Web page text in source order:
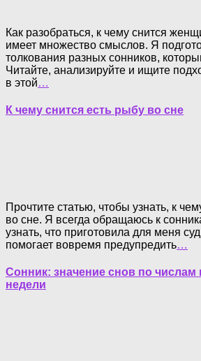
Как разобраться, к чему снится
имеет множество смыслов. Я
толкования разных сонников,
Читайте, анализируйте и ищите
в этой…
К чему снится есть рыбу во сне
Прочтите статью, чтобы узнать, к
во сне. Я всегда обращаюсь к
узнать, что приготовила для меня
помогает вовремя предупредить…
Сонник: значение снов по числам
недели